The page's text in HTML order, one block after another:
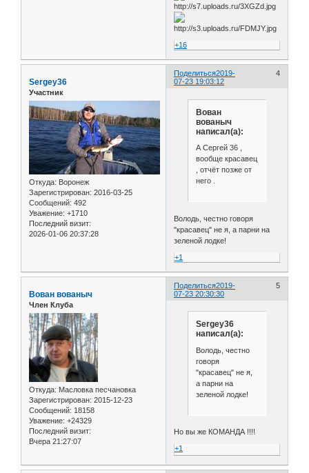
+16
Поделиться 4
2019-
07-23 19:03:12
Sergey36
Участник
Откуда: Воронеж
Зарегистрирован: 2016-03-25
Сообщений: 492
Уважение: +1710
Последний визит:
2026-01-06 20:37:28
Вован
вованыч
написал(а):
А Сергей 36 ,
вообще красавец
, отчёт позже от
него .
Володь, честно говоря
"красавец" не я, а парни на
зеленой лодке!
+1
Поделиться 5
2019-
07-23 20:30:30
Вован вованыч
Член Клуба
Откуда: Масловка песчановка
Зарегистрирован: 2015-12-23
Сообщений: 18158
Уважение: +24329
Последний визит:
Вчера 21:27:07
Sergey36
написал(а):
Володь, честно
говоря
"красавец" не я,
а парни на
зеленой лодке!
Но вы же КОМАНДА !!!!
+1